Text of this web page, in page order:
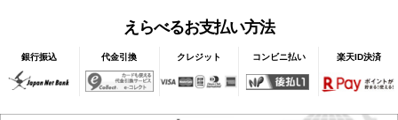
えらべるお支払い方法
銀行振込 代金引換 クレジット コンビニ払い 楽天ID決済